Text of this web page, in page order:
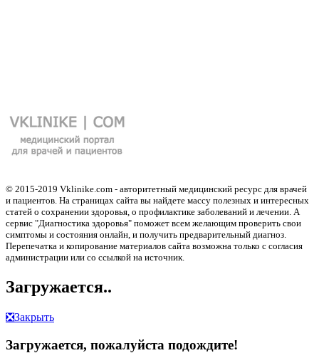
© 2015-2019 Vklinike.com - авторитетный медицинский ресурс для врачей
и пациентов. На страницах сайта вы найдете массу полезных и интересных
статей о сохранении здоровья, о профилактике заболеваний и лечении. А
сервис "Диагностика здоровья" поможет всем желающим проверить свои
симптомы и состояния онлайн, и получить предварительный диагноз.
Перепечатка и копирование материалов сайта возможна только с согласия
администрации или со ссылкой на источник.
Загружается..
❎Закрыть
Загружается, пожалуйста подождите!